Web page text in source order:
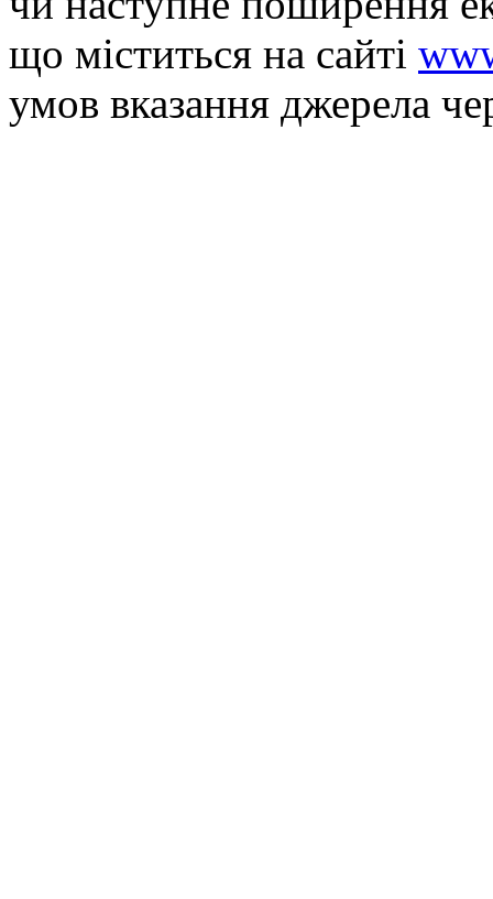
що мiститься на сайті
умов вказання джерела